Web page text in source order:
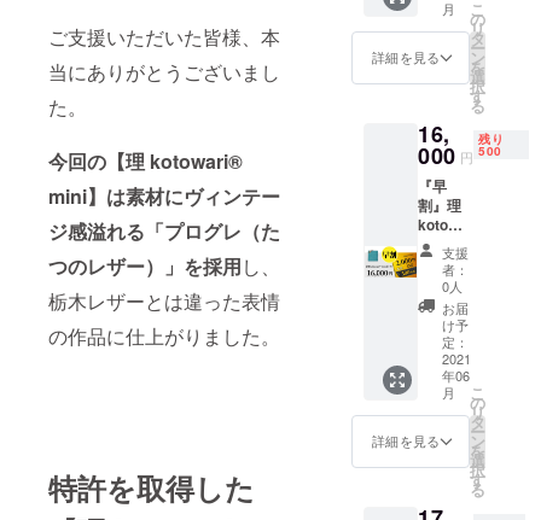
ご支援いただいた皆様、本
当にありがとうございまし
た。
今回の【理 kotowari®
mini】は素材にヴィンテー
ジ感溢れる「プログレ（た
つのレザー）」を採用し、
栃木レザーとは違った表情
の作品に仕上がりました。
特許を取得した
デジタル図
面化とロゴ
マークデザ
澤田 直樹
（革職人 兼
デザイ
ナー）
東京工業大
学大学院理
工学研究科
原子核工学
専攻修了
（修士）
リエ
】シリーズ
18,000
円（税
込）の
3,000円
OFF］ ※
み合わ
せは6種
類から
お選び
いただ
けま
す。 ※
消費
税・送
料込
（発送
はク
リック
ポス
ト） ＜
ご注意
＞ ※皆
月
詳細を見る
こ
の
リ
タ
ー
ン
を
選
択
す
る
16,
000 円
残り
500
『早
割』理
kotowa
ri®
mini（
全6色か
ら1つ選
択）
［一般
販売予
定価格
18,000
円（税
込）の
2,000円
OFF］ ※
み合わ
支援
者：
0人
お届
け予
定：
2021
年06
月
詳細を見る
こ
の
リ
タ
ー
ン
を
選
択
す
る